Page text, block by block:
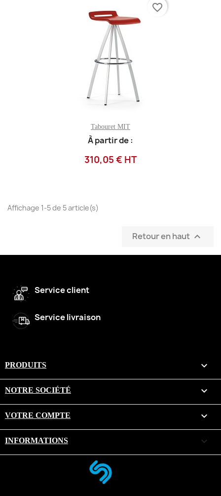
Tabouret MIT
À partir de :
310,05 € HT
favorite_border
Affichage 1-5 de 5 article(s)
Retour en haut 
Service client
Service livraison
PRODUITS 
NOTRE SOCIÉTÉ 
VOTRE COMPTE 
INFORMATIONS keyboard_arrow_down